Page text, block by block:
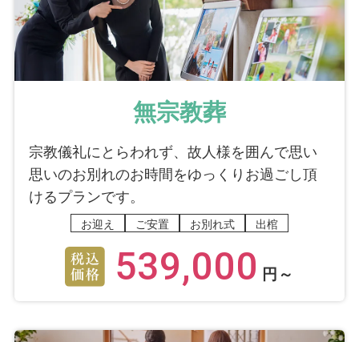
無宗教葬
宗教儀礼にとらわれず、故人様を囲んで思い
思いのお別れのお時間をゆっくりお過ごし頂
けるプランです。
お迎え ご安置 お別れ式 出棺
539,000 円～